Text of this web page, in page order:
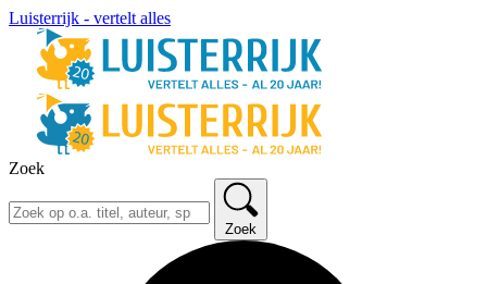
Luisterrijk - vertelt alles
Zoek
Zoek